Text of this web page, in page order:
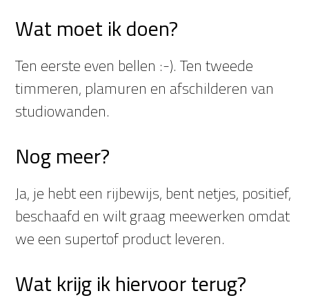
Wat moet ik doen?
Ten eerste even bellen :-). Ten tweede
timmeren, plamuren en afschilderen van
studiowanden.
Nog meer?
Ja, je hebt een rijbewijs, bent netjes, positief,
beschaafd en wilt graag meewerken omdat
we een supertof product leveren.
Wat krijg ik hiervoor terug?